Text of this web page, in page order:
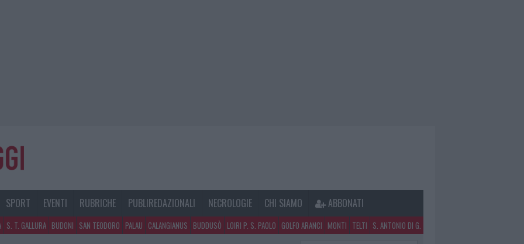
SPORT EVENTI RUBRICHE PUBLIREDAZIONALI NECROLOGIE CHI SIAMO ABBONATI
S. T. GALLURA BUDONI SAN TEODORO PALAU CALANGIANUS BUDDUSÒ LOIRI P. S. PAOLO GOLFO ARANCI MONTI TELTI S. ANTONIO DI G.